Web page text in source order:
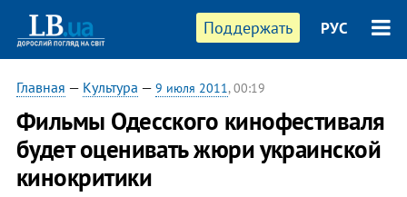
Поддержать РУС
Главная — Культура — 9 июля 2011, 00:19
Фильмы Одесского кинофестиваля
будет оценивать жюри украинской
кинокритики